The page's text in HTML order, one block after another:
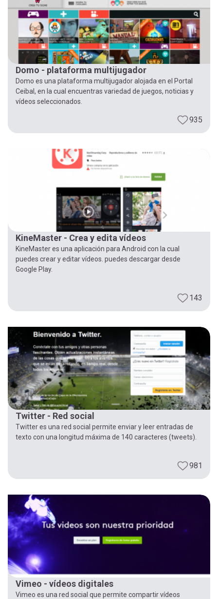
Domo - plataforma multijugador
Domo es una plataforma multijugador alojada en el Portal
Ceibal, en la cual encuentras variedad de juegos, noticias y
vídeos seleccionados.
935
KineMaster - Crea y edita vídeos
KineMaster es una aplicación para Android con la cual
puedes crear y editar vídeos. puedes descargar desde
Google Play.
143
Twitter - Red social
Twitter es una red social permite enviar y leer entradas de
texto con una longitud máxima de 140 caracteres (tweets).
981
Vimeo - vídeos digitales
Vimeo es una red social que permite compartir vídeos